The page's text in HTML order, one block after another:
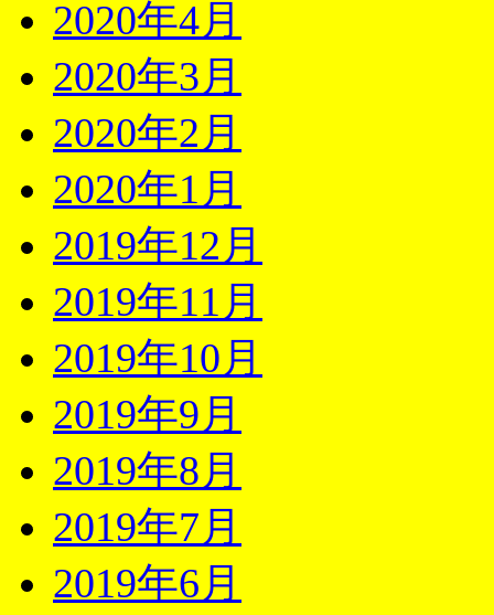
2020年4月
2020年3月
2020年2月
2020年1月
2019年12月
2019年11月
2019年10月
2019年9月
2019年8月
2019年7月
2019年6月